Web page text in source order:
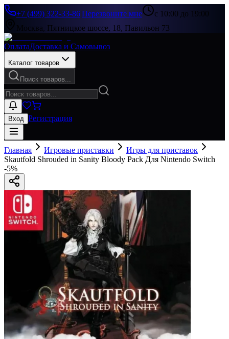
+7 (499) 322-33-86|Перезвоните мне
с 10:00 до 19:00
Москва, Пятницкое шоссе, 18, Павильон 73
ОплатаДоставка и Самовывоз
Каталог товаров
Поиск товаров...
Вход Регистрация
Главная Игровые приставки
Игры для приставок
Skautfold Shrouded in Sanity Bloody Pack Для Nintendo Switch
-5%